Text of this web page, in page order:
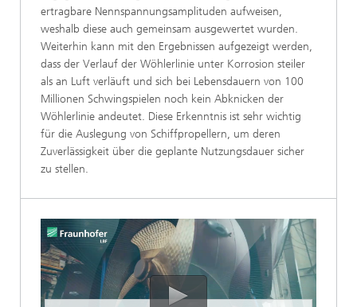
ertragbare Nennspannungsamplituden aufweisen,
weshalb diese auch gemeinsam ausgewertet wurden.
Weiterhin kann mit den Ergebnissen aufgezeigt werden,
dass der Verlauf der Wöhlerlinie unter Korrosion steiler
als an Luft verläuft und sich bei Lebensdauern von 100
Millionen Schwingspielen noch kein Abknicken der
Wöhlerlinie andeutet. Diese Erkenntnis ist sehr wichtig
für die Auslegung von Schiffpropellern, um deren
Zuverlässigkeit über die geplante Nutzungsdauer sicher
zu stellen.